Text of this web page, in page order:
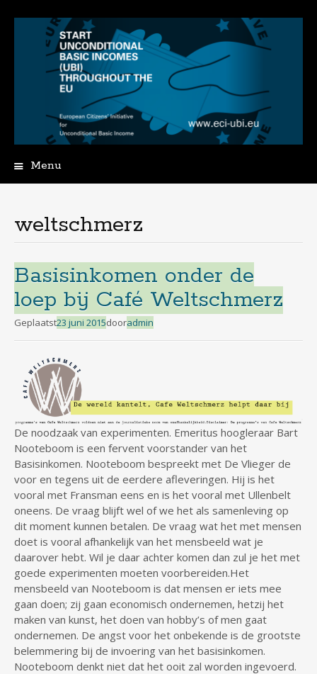
Menu
inhoud
weltschmerz
Basisinkomen onder de
loep bij Café Weltschmerz
Geplaatst23 juni 2015dooradmin
De noodzaak van experimenten. Emeritus hoogleraar Bart
Nooteboom is een fervent voorstander van het
Basisinkomen. Nooteboom bespreekt met De Vlieger de
voor en tegens uit de eerdere afleveringen. Hij is het
vooral met Fransman eens en is het vooral met Ullenbelt
oneens. De vraag blijft wel of we het als samenleving op
dit moment kunnen betalen. De vraag wat het met mensen
doet is vooral afhankelijk van het mensbeeld wat je
daarover hebt. Wil je daar achter komen dan zul je het met
goede experimenten moeten voorbereiden.Het
mensbeeld van Nooteboom is dat mensen er iets mee
gaan doen; zij gaan economisch ondernemen, hetzij het
maken van kunst, het doen van hobby’s of men gaat
ondernemen. De angst voor het onbekende is de grootste
belemmering bij de invoering van het basisinkomen.
Nooteboom denkt niet dat het ooit zal worden ingevoerd.